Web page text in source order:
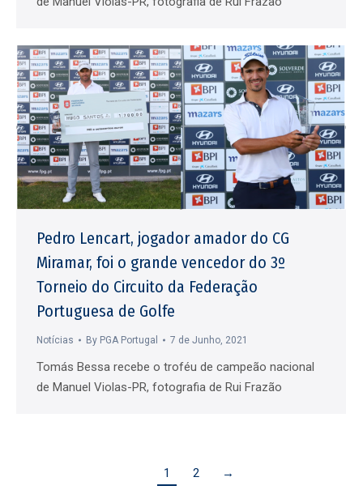
Pedro Lencart, jogador amador do CG
Miramar, foi o grande vencedor do 3º
Torneio do Circuito da Federação
Portuguesa de Golfe
Notícias By PGA Portugal 7 de Junho, 2021
Tomás Bessa recebe o troféu de campeão nacional
de Manuel Violas-PR, fotografia de Rui Frazão
1 2 →